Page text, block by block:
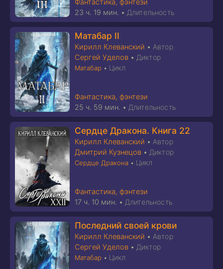
Фантастика, фэнтези
23 ч. 19 мин. • Длительность
Матабар II
Кирилл Клеванский • Автор
Сергей Уделов • Диктор
Матабар • Цикл
Фантастика, фэнтези
25 ч. 59 мин. • Длительность
Сердце Дракона. Книга 22
Кирилл Клеванский • Автор
Дмитрий Кузнецов • Диктор
Сердце Дракона • Цикл
Фантастика, фэнтези
17 ч. 10 мин. • Длительность
Последний своей крови
Кирилл Клеванский • Автор
Сергей Уделов • Диктор
Матабар • Цикл